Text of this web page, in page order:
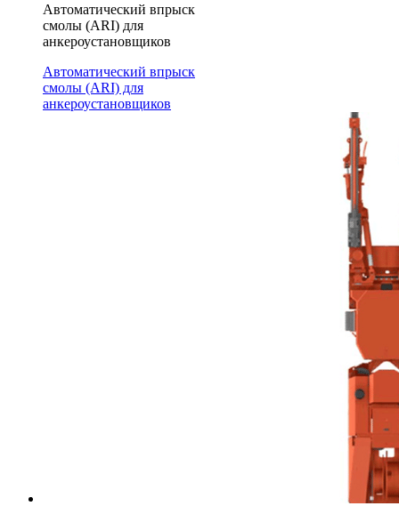
Автоматический впрыск
смолы (ARI) для
анкероустановщиков
Автоматический впрыск
смолы (ARI) для
анкероустановщиков